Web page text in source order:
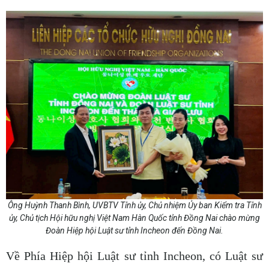
Ông Huỳnh Thanh Bình, UVBTV Tỉnh ủy, Chủ nhiệm Ủy ban Kiểm tra Tỉnh
ủy, Chủ tịch Hội hữu nghị Việt Nam Hàn Quốc tỉnh Đồng Nai chào mừng
Đoàn Hiệp hội Luật sư tỉnh Incheon đến Đồng Nai.
Về Phía Hiệp hội Luật sư tỉnh Incheon, có Luật sư